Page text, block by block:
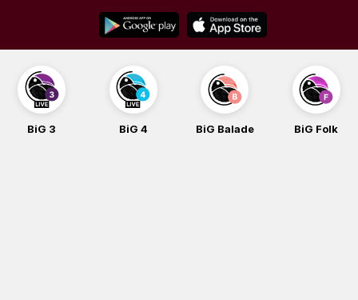
content
BiG 3 BiG 4 BiG Balade BiG Folk